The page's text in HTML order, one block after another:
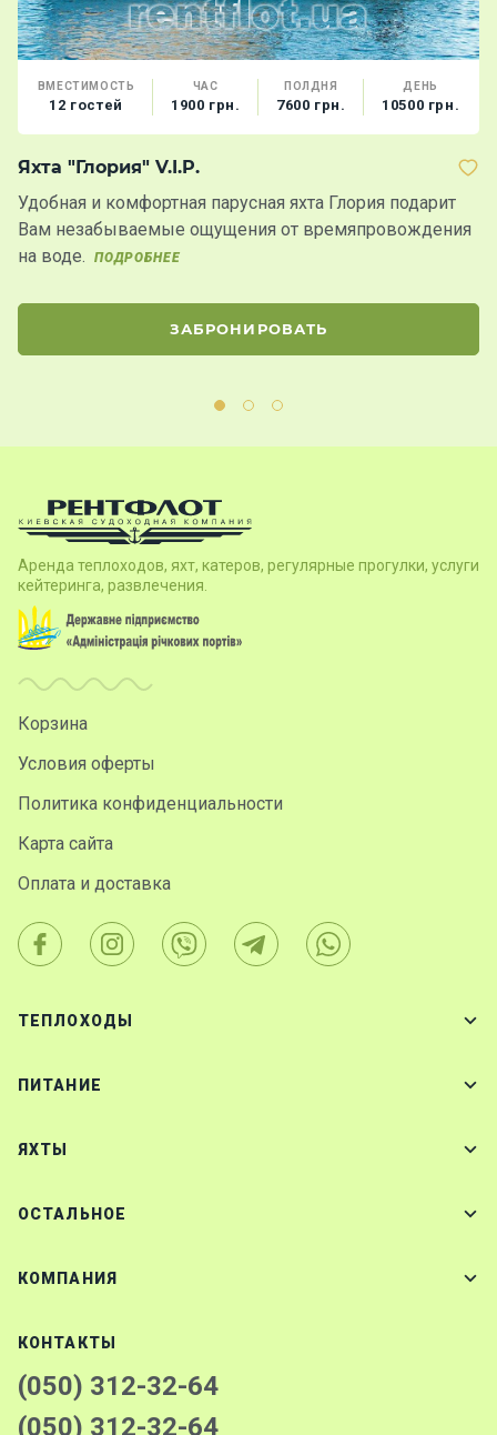
ВМЕСТИМОСТЬ
12 гостей
ЧАС
1900 грн.
ПОЛДНЯ
7600 грн.
ДЕНЬ
10500 грн.
Яхта "Глория" V.I.P.
Удобная и комфортная парусная яхта Глория подарит
Вам незабываемые ощущения от времяпровождения
на воде.
ПОДРОБНЕЕ
ЗАБРОНИРОВАТЬ
Аренда теплоходов, яхт, катеров, регулярные прогулки, услуги
кейтеринга, развлечения.
Корзина
Условия оферты
Политика конфиденциальности
Карта сайта
Оплата и доставка
ТЕПЛОХОДЫ
ПИТАНИЕ
ЯХТЫ
ОСТАЛЬНОЕ
КОМПАНИЯ
КОНТАКТЫ
(050) 312-32-64
(050) 312-32-64